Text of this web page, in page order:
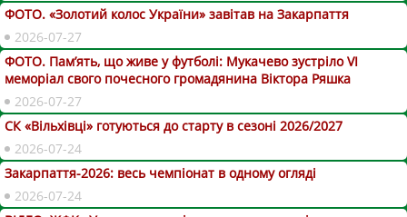
ФОТО. «Золотий колос України» завітав на Закарпаття
2026-07-27
ФОТО. Пам’ять, що живе у футболі: Мукачево зустріло VI
меморіал свого почесного громадянина Віктора Ряшка
2026-07-27
СК «Вільхівці» готуються до старту в сезоні 2026/2027
2026-07-24
Закарпаття-2026: весь чемпіонат в одному огляді
2026-07-24